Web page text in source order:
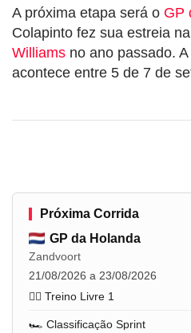
A próxima etapa será o GP
Colapinto fez sua estreia
Williams no ano passado.
acontece entre 5 de 7 de
Próxima Corrida
GP da Holanda
Zandvoort
21/08/2026 a 23/08/2026
🏋️‍♂️ Treino Livre 1
🏎️ Classificação Sprint